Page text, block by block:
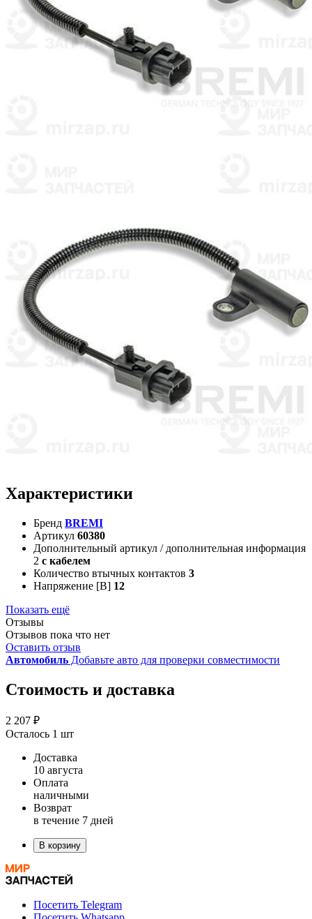
Характеристики
Бренд BREMI
Артикул 60380
Дополнительный артикул / дополнительная информация
2 с кабелем
Количество втычных контактов 3
Напряжение [В] 12
Показать ещё
Отзывы
Отзывов пока что нет
Оставить отзыв
Автомобиль Добавьте авто для проверки совместимости
Стоимость и доставка
2 207 ₽
Осталось 1 шт
Доставка
10 августа
Оплата
наличными
Возврат
в течение 7 дней
В корзину
Посетить Telegram